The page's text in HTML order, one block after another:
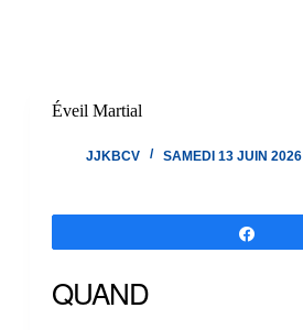
Éveil Martial
JJKBCV SAMEDI 13 JUIN 2026
QUAND